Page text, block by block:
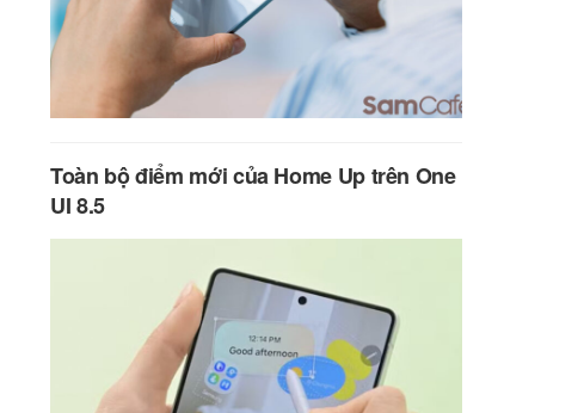
Toàn bộ điểm mới của Home Up trên One
UI 8.5